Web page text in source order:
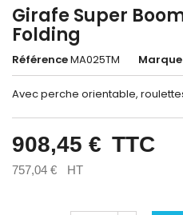
Girafe Super
Folding
RéférenceMA025TM Marque
Avec perche orientable,
908,45 € TTC
757,04 € HT